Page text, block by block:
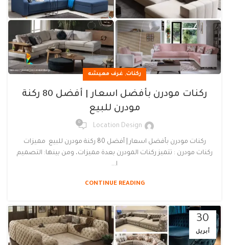
ركنات, غرف معيشه
ركنات مودرن بأفضل اسعار | أفضل 80 ركنة
مودرن للبيع
Location Design
0
ركنات مودرن بأفضل اسعار | أفضل 80 ركنة مودرن للبيع مميزات
ركنات مودرن : تتميز ركنات المودرن بعدة مميزات، ومن بينها: التصميم
ا...
CONTINUE READING
30
أبريل